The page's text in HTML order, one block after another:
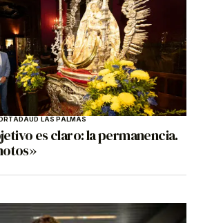
UD LAS PALMAS
es claro: la permanencia.